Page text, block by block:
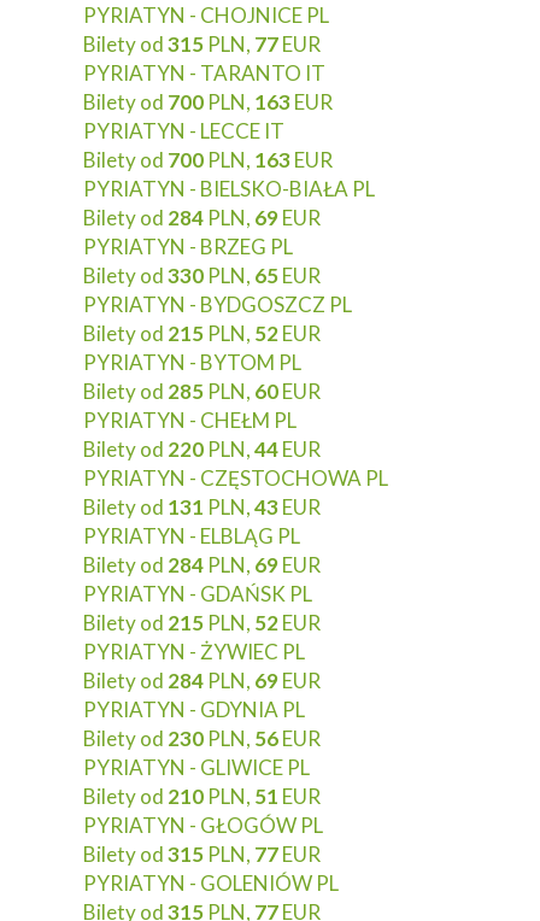
PYRIATYN - CHOJNICE PL
Bilety od315 PLN, 77EUR
PYRIATYN - TARANTO IT
Bilety od 700 PLN, 163EUR
PYRIATYN - LECCE IT
Bilety od 700 PLN, 163EUR
PYRIATYN - BIELSKO-BIAŁA PL
Bilety od 284 PLN, 69EUR
PYRIATYN - BRZEG PL
Bilety od330 PLN, 65EUR
PYRIATYN - BYDGOSZCZ PL
Bilety od 215 PLN, 52EUR
PYRIATYN - BYTOM PL
Bilety od 285 PLN, 60EUR
PYRIATYN - CHEŁM PL
Bilety od 220 PLN,44EUR
PYRIATYN - CZĘSTOCHOWA PL
Bilety od 131 PLN,43EUR
PYRIATYN - ELBLĄG PL
Bilety od 284 PLN, 69EUR
PYRIATYN - GDAŃSK PL
Bilety od 215 PLN, 52EUR
PYRIATYN - ŻYWIEC PL
Bilety od 284 PLN, 69EUR
PYRIATYN - GDYNIA PL
Bilety od 230 PLN, 56EUR
PYRIATYN - GLIWICE PL
Bilety od 210 PLN, 51 EUR
PYRIATYN - GŁOGÓW PL
Bilety od315 PLN, 77EUR
PYRIATYN - GOLENIÓW PL
Bilety od315 PLN, 77EUR